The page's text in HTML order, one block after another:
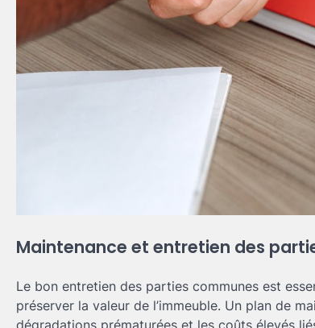
Maintenance et entretien des
Le bon entretien des parties communes est
préserver la valeur de l’immeuble. Un plan de
dégradations prématurées et les coûts élevés